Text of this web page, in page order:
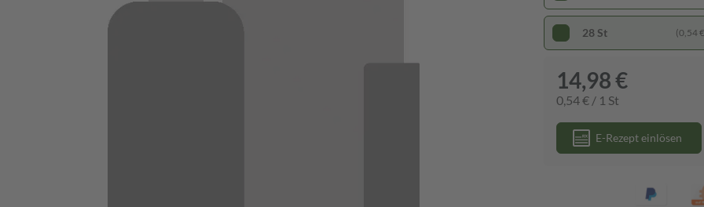
28 St (0,54
14,98 €
0,54 € / 1 St
E-Rezept einlösen